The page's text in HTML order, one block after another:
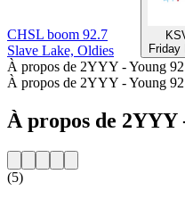
CHSL boom 92.7
Slave Lake, Oldies
Friday
À propos de 2YYY - Young
À propos de 2YYY - Young
À propos de 2YYY
(5)